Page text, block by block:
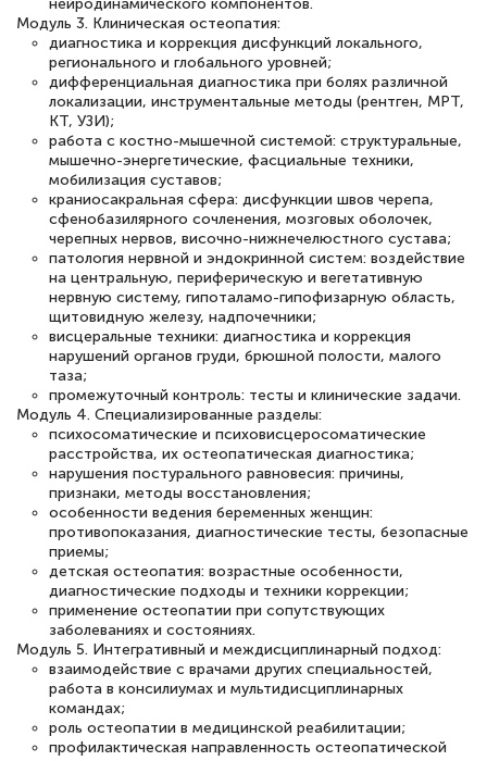
количество тематической литературы,
пособий и учебников доступно на время
прохождения курса, удобная система
аттестации, проблем не возникло ни на
каком этапе…
нейродинамического компонентов.
Модуль 3. Клиническая остеопатия:
диагностика и коррекция дисфункций локального,
регионального и глобального уровней;
дифференциальная диагностика при болях различной
локализации, инструментальные методы (рентген, МРТ,
КТ, УЗИ);
работа с костно-мышечной системой: структуральные,
мышечно-энергетические, фасциальные техники,
мобилизация суставов;
краниосакральная сфера: дисфункции швов черепа,
сфенобазилярного сочленения, мозговых оболочек,
черепных нервов, височно-нижнечелюстного сустава;
патология нервной и эндокринной систем: воздействие
на центральную, периферическую и вегетативную
нервную систему, гипоталамо-гипофизарную область,
щитовидную железу, надпочечники;
висцеральные техники: диагностика и коррекция
нарушений органов груди, брюшной полости, малого
таза;
промежуточный контроль: тесты и клинические задачи.
Модуль 4. Специализированные разделы:
психосоматические и психовисцеросоматические
расстройства, их остеопатическая диагностика;
нарушения постурального равновесия: причины,
признаки, методы восстановления;
особенности ведения беременных женщин:
противопоказания, диагностические тесты, безопасные
приемы;
детская остеопатия: возрастные особенности,
диагностические подходы и техники коррекции;
применение остеопатии при сопутствующих
заболеваниях и состояниях.
Модуль 5. Интегративный и междисциплинарный подход:
взаимодействие с врачами других специальностей,
работа в консилиумах и мультидисциплинарных
командах;
роль остеопатии в медицинской реабилитации;
профилактическая направленность остеопатической